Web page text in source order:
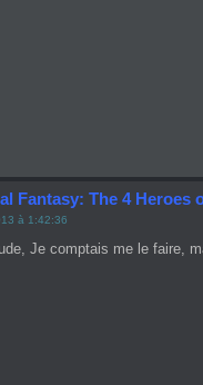
Fantasy: The 4 Heroes
à 1:42:36
Je comptais me le faire,